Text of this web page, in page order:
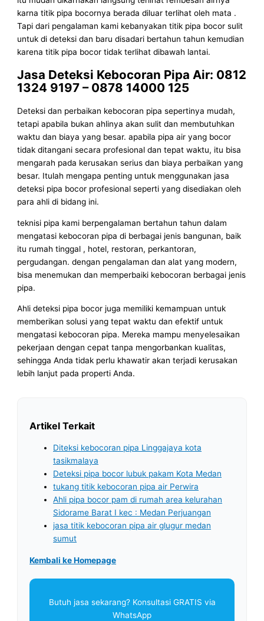
karna titik pipa bocornya berada diluar terlihat oleh mata .
Tapi dari pengalaman kami kebanyakan titik pipa bocor sulit
untuk di deteksi dan baru disadari bertahun tahun kemudian
karena titik pipa bocor tidak terlihat dibawah lantai.
Jasa Deteksi Kebocoran Pipa Air: 0812
1324 9197 – 0878 14000 125
Deteksi dan perbaikan kebocoran pipa sepertinya mudah,
tetapi apabila bukan ahlinya akan sulit dan membutuhkan
waktu dan biaya yang besar. apabila pipa air yang bocor
tidak ditangani secara profesional dan tepat waktu, itu bisa
mengarah pada kerusakan serius dan biaya perbaikan yang
besar. Itulah mengapa penting untuk menggunakan jasa
deteksi pipa bocor profesional seperti yang disediakan oleh
para ahli di bidang ini.
teknisi pipa kami berpengalaman bertahun tahun dalam
mengatasi kebocoran pipa di berbagai jenis bangunan, baik
itu rumah tinggal , hotel, restoran, perkantoran,
pergudangan. dengan pengalaman dan alat yang modern,
bisa menemukan dan memperbaiki kebocoran berbagai jenis
pipa.
Ahli deteksi pipa bocor juga memiliki kemampuan untuk
memberikan solusi yang tepat waktu dan efektif untuk
mengatasi kebocoran pipa. Mereka mampu menyelesaikan
pekerjaan dengan cepat tanpa mengorbankan kualitas,
sehingga Anda tidak perlu khawatir akan terjadi kerusakan
lebih lanjut pada properti Anda.
Artikel Terkait
Diteksi kebocoran pipa Linggajaya kota
tasikmalaya
Deteksi pipa bocor lubuk pakam Kota Medan
tukang titik kebocoran pipa air Perwira
Ahli pipa bocor pam di rumah area kelurahan
Sidorame Barat I kec : Medan Perjuangan
jasa titik kebocoran pipa air glugur medan
sumut
Kembali ke Homepage
Butuh jasa sekarang? Konsultasi GRATIS via
WhatsApp